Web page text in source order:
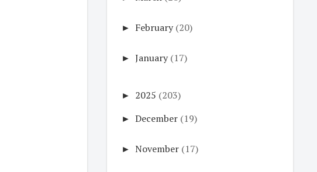
► February (20)
► January (17)
► 2025 (203)
► December (19)
► November (17)